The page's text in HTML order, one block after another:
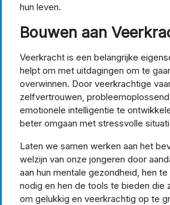
hun leven.
Bouwen aan
Veerkracht is een belangrijke
helpt om met uitdagingen om te
overwinnen. Door veerkrachtige
zelfvertrouwen,
emotionele intelligentie te
beter omgaan met stressvolle
Laten we samen werken aan het
welzijn van onze jongeren door
aan hun mentale gezondheid, hen
nodig en hen de tools te bieden die
om gelukkig en veerkrachtig op te